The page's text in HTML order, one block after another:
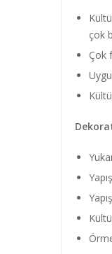
çok
Çok